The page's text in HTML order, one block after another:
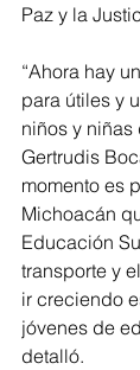
Paz y la
“Ahora hay
para útiles y
niños y
Gertrudis
momento es
Michoacán
Educación
transporte y
ir creciendo
jóvenes de
detalló.